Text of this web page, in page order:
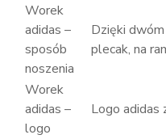
Worek
adidas –
sposób
noszenia
Dzięki
plecak, na
Worek
adidas –
logo
Logo adidas